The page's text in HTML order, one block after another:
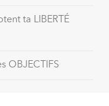
ta LIBERTÉ
OBJECTIFS